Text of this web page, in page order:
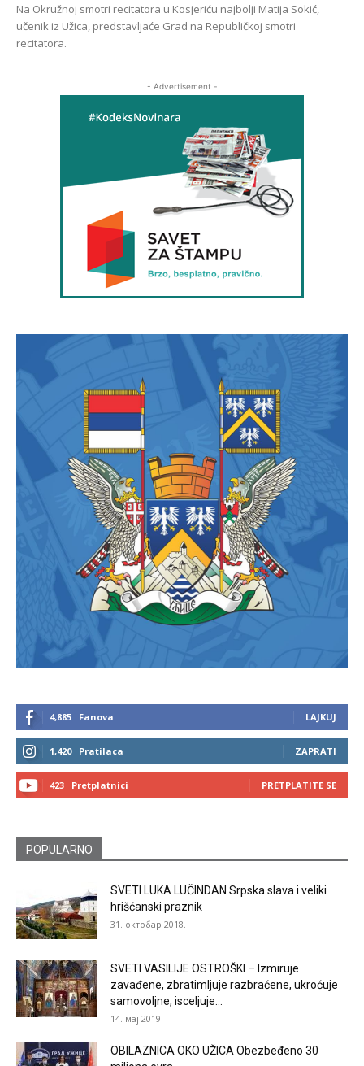
Na Okružnoj smotri recitatora u Kosjeriću najbolji Matija Sokić,
učenik iz Užica, predstavljaće Grad na Republičkoj smotri
recitatora.
- Advertisement -
4,885 Fanova LAJKUJ
1,420 Pratilaca ZAPRATI
423 Pretplatnici PRETPLATITE SE
POPULARNO
SVETI LUKA LUČINDAN Srpska slava i veliki
hrišćanski praznik
31. октобар 2018.
SVETI VASILIJE OSTROŠKI – Izmiruje
zavađene, zbratimljuje razbraćene, ukroćuje
samovoljne, isceljuje...
14. мај 2019.
OBILAZNICA OKO UŽICA Obezbeđeno 30